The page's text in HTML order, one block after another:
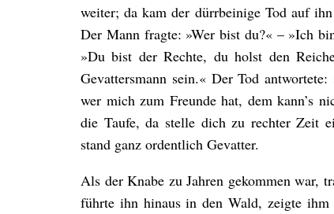
weiter; da kam der dürrbeinige Tod auf
Der Mann fragte: »Wer bist du?« – »Ich
»Du bist der Rechte, du holst den
Gevattersmann sein.« Der Tod
wer mich zum Freunde hat, dem kann’s
die Taufe, da stelle dich zu rechter Zeit
stand ganz ordentlich Gevatter.
Als der Knabe zu Jahren gekommen war,
führte ihn hinaus in den Wald, zeigte